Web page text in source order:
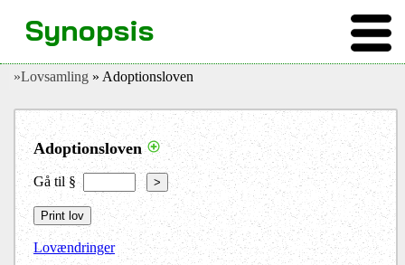
»Lovsamling » Adoptionsloven
Adoptionsloven
Gå til § >
Lovændringer
Synopsis